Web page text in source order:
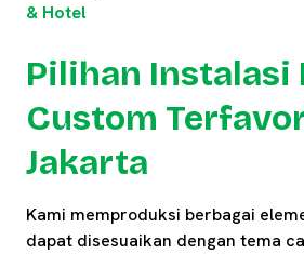
& Hotel
Pilihan Instalasi
Custom
Jakarta
Kami memproduksi berbagai
dapat disesuaikan dengan tema